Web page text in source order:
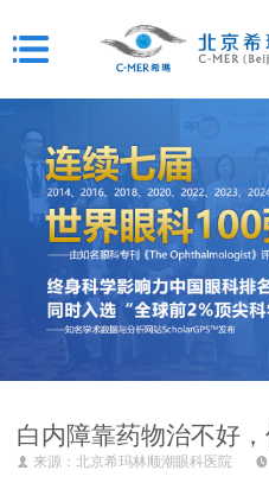
白内障靠药物治不好
来源：北京希玛林顺潮眼科医院